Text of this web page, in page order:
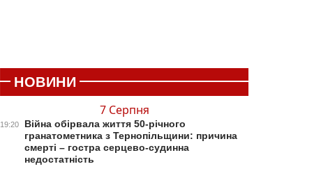
НОВИНИ
7 Серпня
19:20
Війна обірвала життя 50-річного
гранатометника з Тернопільщини: причина
смерті – гостра серцево-судинна
недостатність